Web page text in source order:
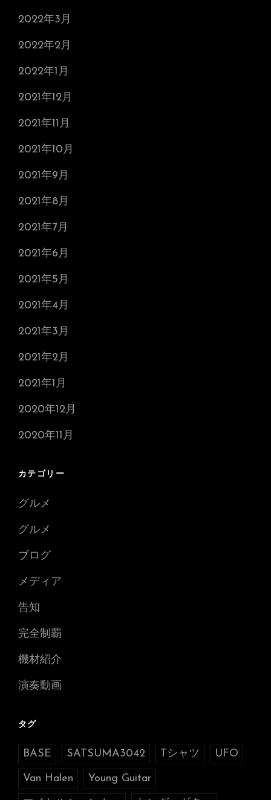
2022年3月
2022年2月
2022年1月
2021年12月
2021年11月
2021年10月
2021年9月
2021年8月
2021年7月
2021年6月
2021年5月
2021年4月
2021年3月
2021年2月
2021年1月
2020年12月
2020年11月
カテゴリー
グルメ
グルメ
ブログ
メディア
告知
完全制覇
機材紹介
演奏動画
タグ
BASE SATSUMA3042 Tシャツ UFO
Van Halen Young Guitar